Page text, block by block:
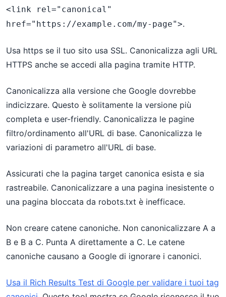
<link rel="canonical"
href="https://example.com/my-page">.
Usa https se il tuo sito usa SSL. Canonicalizza agli URL
HTTPS anche se accedi alla pagina tramite HTTP.
Canonicalizza alla versione che Google dovrebbe
indicizzare. Questo è solitamente la versione più
completa e user-friendly. Canonicalizza le pagine
filtro/ordinamento all'URL di base. Canonicalizza le
variazioni di parametro all'URL di base.
Assicurati che la pagina target canonica esista e sia
rastreabile. Canonicalizzare a una pagina inesistente o
una pagina bloccata da robots.txt è inefficace.
Non creare catene canoniche. Non canonicalizzare A a
B e B a C. Punta A direttamente a C. Le catene
canoniche causano a Google di ignorare i canonici.
Usa il Rich Results Test di Google per validare i tuoi tag